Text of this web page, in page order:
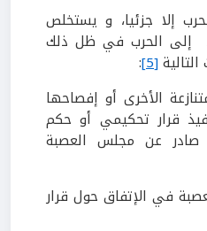
إلا جزئيا، و يستخلص
إلى الحرب في ظل ذلك
[5]
:
الأخرى أو إفصاحها
قرار تحكيمي أو حكم
عن مجلس العصبة
في الإتفاق حول قرار